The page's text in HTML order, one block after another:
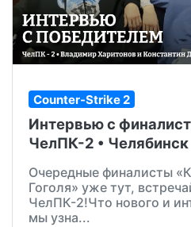
Counter-Strike 2
Интервью с
ЧелПК-2 • Челябинск
Очередные финалисты
Гоголя» уже тут,
ЧелПК-2!Что нового и
мы узна...